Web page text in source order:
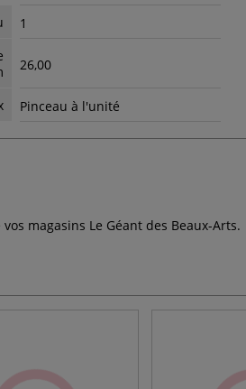
1
26,00
Pinceau à l'unité
magasins Le Géant des Beaux-Arts.